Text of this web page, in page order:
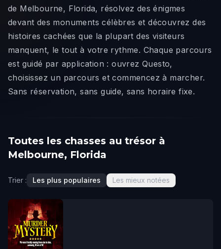
de Melbourne, Florida, résolvez des énigmes
devant des monuments célèbres et découvrez des
histoires cachées que la plupart des visiteurs
manquent, le tout à votre rythme. Chaque parcours
est guidé par application : ouvrez Questo,
choisissez un parcours et commencez à marcher.
Sans réservation, sans guide, sans horaire fixe.
Toutes les chasses au trésor à
Melbourne, Florida
Trier : Les plus populaires Les mieux notées